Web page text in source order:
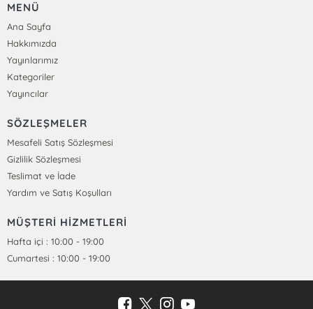
MENÜ
Ana Sayfa
Hakkımızda
Yayınlarımız
Kategoriler
Yayıncılar
SÖZLEŞMELER
Mesafeli Satış Sözleşmesi
Gizlilik Sözleşmesi
Teslimat ve İade
Yardım ve Satış Koşulları
MÜŞTERİ HİZMETLERİ
Hafta içi : 10:00 - 19:00
Cumartesi : 10:00 - 19:00